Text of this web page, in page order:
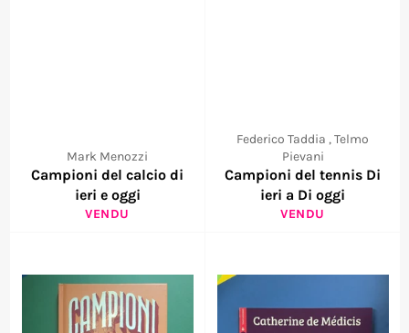
Mark Menozzi
Campioni del calcio di
ieri e oggi
VENDU
Federico Taddia , Telmo
Pievani
Campioni del tennis Di
ieri a Di oggi
VENDU